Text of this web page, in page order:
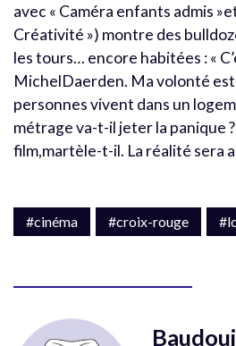
avec « Caméra enfants admis
Créativité ») montre des
les tours… encore habitées : «
MichelDaerden. Ma volonté est
personnes vivent dans un
métrage va-t-il jeter la panique ?
film,martèle-t-il. La réalité sera
#cinéma #croix-rouge